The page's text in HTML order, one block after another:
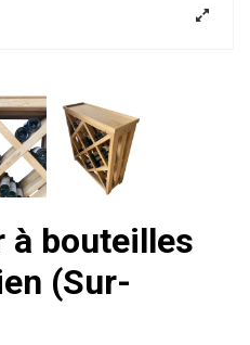
à bouteilles
(Sur-